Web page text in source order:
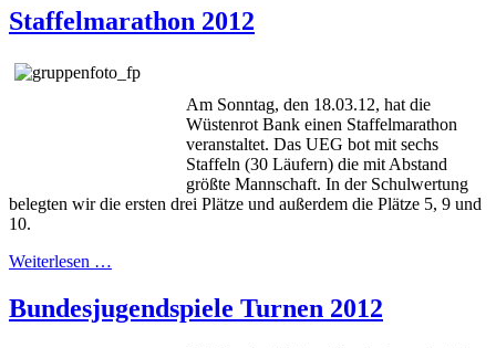
Staffelmarathon 2012
Am Sonntag, den 18.03.12, hat die
Wüstenrot Bank einen Staffelmarathon
veranstaltet. Das UEG bot mit sechs
Staffeln (30 Läufern) die mit Abstand
größte Mannschaft. In der Schulwertung
belegten wir die ersten drei Plätze und außerdem die Plätze 5, 9 und
10.
Weiterlesen …
Bundesjugendspiele Turnen 2012